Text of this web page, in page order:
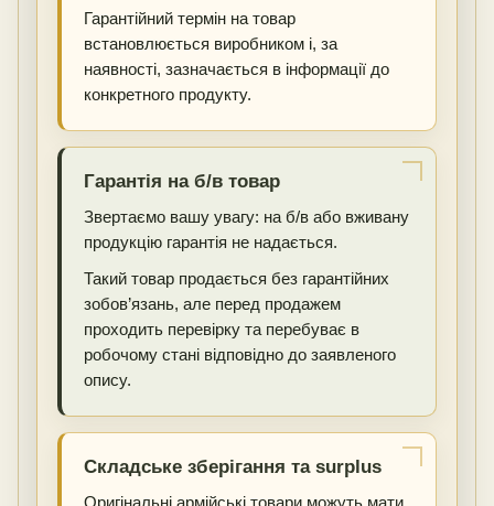
Гарантійний термін на товар
встановлюється виробником і, за
наявності, зазначається в інформації до
конкретного продукту.
Гарантія на б/в товар
Звертаємо вашу увагу: на б/в або вживану
продукцію гарантія не надається.
Такий товар продається без гарантійних
зобов’язань, але перед продажем
проходить перевірку та перебуває в
робочому стані відповідно до заявленого
опису.
Складське зберігання та surplus
Оригінальні армійські товари можуть мати